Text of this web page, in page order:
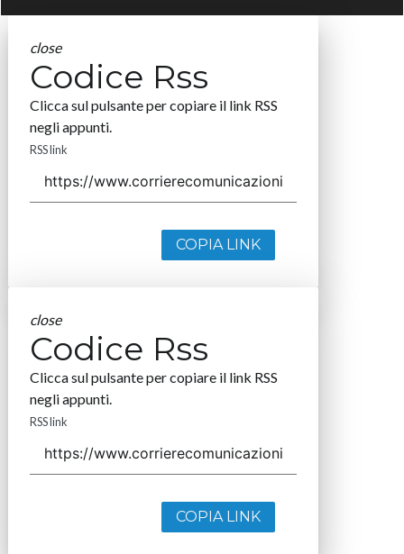
close
Codice Rss
Clicca sul pulsante per copiare il link RSS
negli appunti.
RSS link
COPIA LINK
close
Codice Rss
Clicca sul pulsante per copiare il link RSS
negli appunti.
RSS link
COPIA LINK